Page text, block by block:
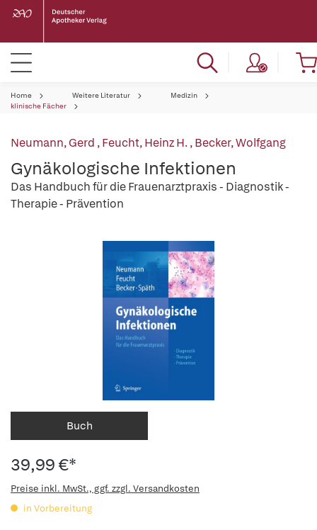
Home Weitere Literatur
Medizin
klinische Fächer
Neumann, Gerd ,Feucht, Heinz H.,Becker, Wolfgang
Gynäkologische Infektionen
Das Handbuch für die Frauenarztpraxis - Diagnostik -
Therapie - Prävention
Buch
39,99 €*
Preise inkl. MwSt., ggf. zzgl. Versandkosten
in Vorbereitung